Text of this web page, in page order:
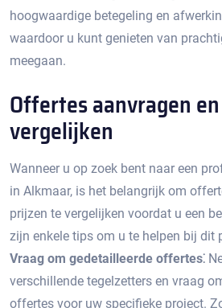
hoogwaardige betegeling en
waardoor u kunt genieten van
meegaan.​
Offertes aanvragen
vergelijken
Wanneer u op zoek bent naar een
in Alkmaar, is het belangrijk om
prijzen te vergelijken voordat u een
zijn enkele tips om u te helpen bij dit
Vraag om gedetailleerde offertes⁚
verschillende tegelzetters en vraag
offertes voor uw specifieke project.​